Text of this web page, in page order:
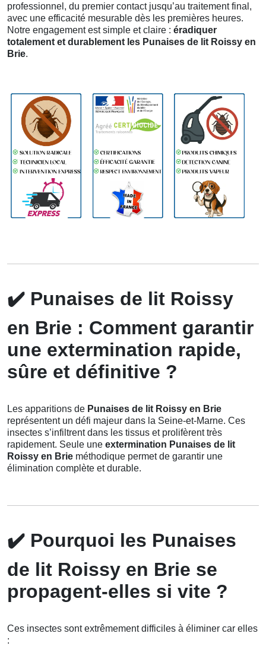
professionnel, du premier contact jusqu’au traitement final,
avec une efficacité mesurable dès les premières heures.
Notre engagement est simple et claire : éradiquer
totalement et durablement les Punaises de lit Roissy en
Brie.
✔️ Punaises de lit Roissy
en Brie : Comment garantir
une extermination rapide,
sûre et définitive ?
Les apparitions de Punaises de lit Roissy en Brie
représentent un défi majeur dans la Seine-et-Marne. Ces
insectes s’infiltrent dans les tissus et prolifèrent très
rapidement. Seule une extermination Punaises de lit
Roissy en Brie méthodique permet de garantir une
élimination complète et durable.
✔️ Pourquoi les Punaises
de lit Roissy en Brie se
propagent-elles si vite ?
Ces insectes sont extrêmement difficiles à éliminer car elles
: